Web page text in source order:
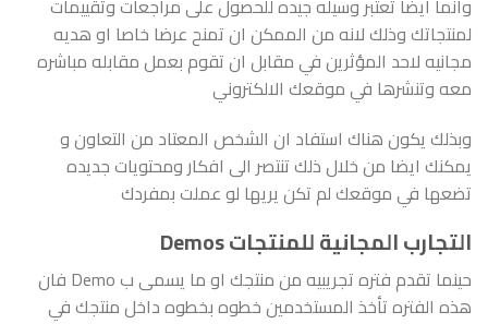
لمنتجاتك وذلك لانه من الممكن ان تمنح عرضا خاصا او هديه
مجانيه لاحد المؤثرين في مقابل ان تقوم بعمل مقابله مباشره
معه وتنشرها في موقعك الالكتروني
وبذلك يكون هناك استفاد ان الشخص المعتاد من التعاون و
يمكنك ايضا من خلال ذلك تنتصر الى افكار ومحتويات جديده
تضعها في موقعك لم تكن يريها لو عملت بمفردك
التجارب المجانية للمنتجات Demos
حينما تقدم فتره تجريبيه من منتجك او ما يسمى ب Demo فان
هذه الفتره تأخذ المستخدمين خطوه بخطوه داخل منتجك في